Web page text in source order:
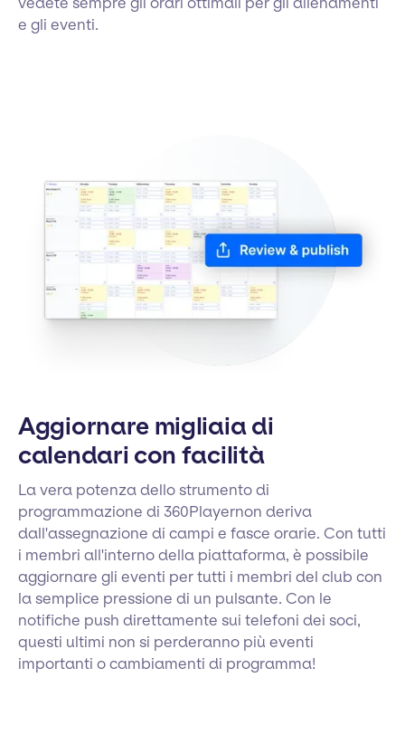
e gli eventi.
Aggiornare migliaia di
calendari con facilità
La vera potenza dello strumento di
programmazione di 360Playernon deriva
dall'assegnazione di campi e fasce orarie. Con tutti
i membri all'interno della piattaforma, è possibile
aggiornare gli eventi per tutti i membri del club con
la semplice pressione di un pulsante. Con le
notifiche push direttamente sui telefoni dei soci,
questi ultimi non si perderanno più eventi
importanti o cambiamenti di programma!